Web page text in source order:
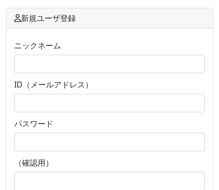
新規ユーザ登録
ニックネーム
ID（メールアドレス）
パスワード
（確認用）